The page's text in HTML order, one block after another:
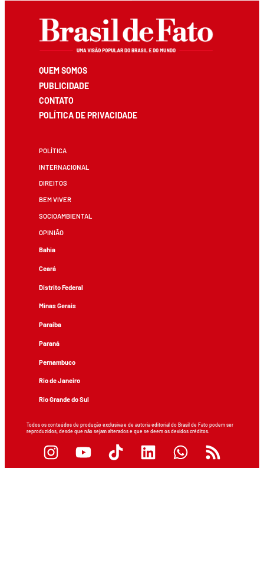
QUEM SOMOS
PUBLICIDADE
CONTATO
POLÍTICA DE PRIVACIDADE
POLÍTICA
INTERNACIONAL
DIREITOS
BEM VIVER
SOCIOAMBIENTAL
OPINIÃO
Bahia
Ceará
Distrito Federal
Minas Gerais
Paraíba
Paraná
Pernambuco
Rio de Janeiro
Rio Grande do Sul
Todos os conteúdos de produção exclusiva e de autoria editorial do Brasil de Fato podem ser
reproduzidos, desde que não sejam alterados e que se deem os devidos créditos.